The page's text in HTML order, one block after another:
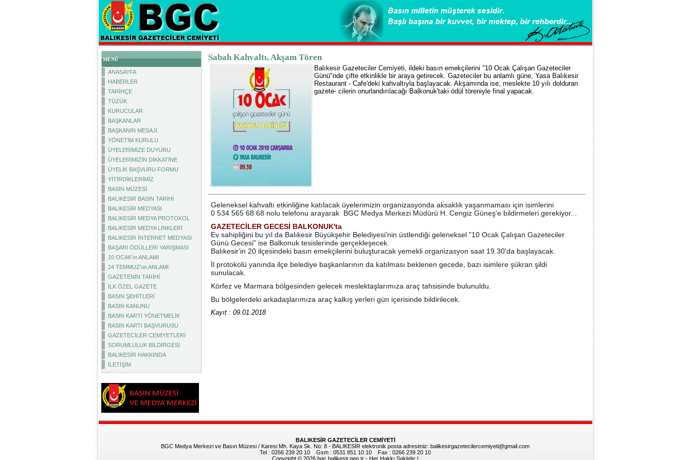
MENÜ
ANASAYFA
HABERLER
TARİHÇE
TÜZÜK
KURUCULAR
BAŞKANLAR
BAŞKANIN MESAJI
YÖNETİM KURULU
ÜYELERİMİZE DUYURU
ÜYELERİMİZİN DİKKATİNE
ÜYELİK BAŞVURU FORMU
YİTİRDİKLERİMİZ
BASIN MÜZESİ
BALIKESİR BASIN TARİHİ
BALIKESİR MEDYASI
BALIKESİR MEDYA PROTOKOL
BALIKESİR MEDYA LİNKLERİ
BALIKESİR İNTERNET MEDYASI
BAŞARI ÖDÜLLERİ YARIŞMASI
10 OCAK'ın ANLAMI
24 TEMMUZ'un ANLAMI
GAZETENİN TARİHİ
İLK ÖZEL GAZETE
BASIN ŞEHİTLERİ
BASIN KANUNU
BASIN KARTI YÖNETMELİK
BASIN KARTI BAŞVURUSU
GAZETECİLER CEMİYETLERİ
SORUMLULUK BİLDİRGESİ
BALIKESİR HAKKINDA
İLETİŞİM
Sabah Kahvaltı, Akşam Tören
Balıkesir Gazeteciler Cemiyeti, ildeki basın emekçilerini "10 Ocak Çalışan Gazeteciler
Günü"nde çifte etkinlikle bir araya getirecek. Gazeteciler bu anlamlı güne, Yasa Balıkesir
Restaurant - Cafe'deki kahvaltıyla başlayacak. Akşamında ise, meslekte 10 yılı dolduran
gazete- cilerin onurlandırılacağı Balkonuk'taki ödül töreniyle final yapacak.
Geleneksel kahvaltı etkinliğine katılacak üyelerimizin organizasyonda aksaklık yaşanmaması için isimlerini
0 534 565 68 68 nolu telefonu arayarak BGC Medya Merkezi Müdürü H. Cengiz Güneş'e bildirmeleri gerekiyor...
GAZETECİLER GECESİ BALKONUK'ta
Ev sahipliğini bu yıl da Balıkesir Büyükşehir Belediyesi'nin üstlendiği geleneksel "10 Ocak Çalışan Gazeteciler
Günü Gecesi" ise Balkonuk tesislerinde gerçekleşecek.
Balıkesir'in 20 ilçesindeki basın emekçilerini buluşturacak yemekli organizasyon saat 19.30'da başlayacak.
İl protokolü yanında ilçe belediye başkanlarının da katılması beklenen gecede, bazı isimlere şükran şildi
sunulacak.
Körfez ve Marmara bölgesinden gelecek meslektaşlarımıza araç tahsisinde bulunuldu.
Bu bölgelerdeki arkadaşlarımıza araç kalkış yerleri gün içerisinde bildirilecek.
Kayıt : 09.01.2018
BALIKESİR GAZETECİLER CEMİYETİ
BGC Medya Merkezi ve Basın Müzesi / Karesi Mh. Kaya Sk. No: 8 - BALIKESİR elektronik posta adresimiz: balikesirgazetecilercemiyeti@gmail.com
Tel : 0266 239 20 10 Gsm : 0531 851 10 10 Fax : 0266 239 20 10
Copyright © 2026 bgc.balikesir.gen.tr - Her Hakkı Saklıdır !